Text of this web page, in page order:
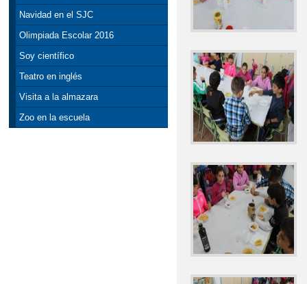
Navidad en el SJC
Olimpiada Escolar 2016
Soy científico
Teatro en inglés
Visita a la almazara
Zoo en la escuela